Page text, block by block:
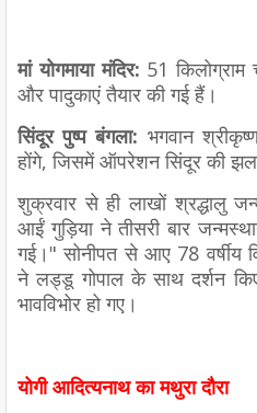
मां योगमाया मंदिर: 51
और पादुकाएं तैयार की गई हैं।
सिंदूर पुष्प बंगला: भगवान
होंगे, जिसमें ऑपरेशन सिंदूर की
शुक्रवार से ही लाखों श्रद्धालु
आईं गुड़िया ने तीसरी बार
गई।" सोनीपत से आए 78 वर्षीय
ने लड्डू गोपाल के साथ दर्शन
भावविभोर हो गए।
योगी आदित्यनाथ का मथुरा दौरा